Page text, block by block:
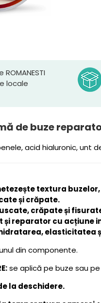
ROMANESTI
locale
de buze
acid hialuronic, unt
textura
și crăpate.
crăpate și
reparator cu acțiune
din componente.
se aplică pe buze sau
la deschidere.